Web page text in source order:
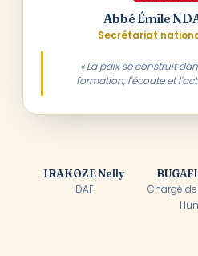
Abbé Émile
Secrétariat
« La paix se construit
formation, l'écoute et
IRAKOZE Nelly
DAF
Chargé